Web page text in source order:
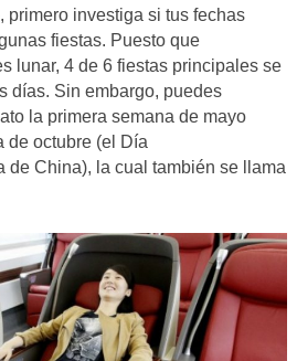
primero investiga si tus fechas
fiestas. Puesto que
lunar, 4 de 6 fiestas principales se
días. Sin embargo, puedes
la primera semana de mayo
de octubre (el Día
de China), la cual también se llama